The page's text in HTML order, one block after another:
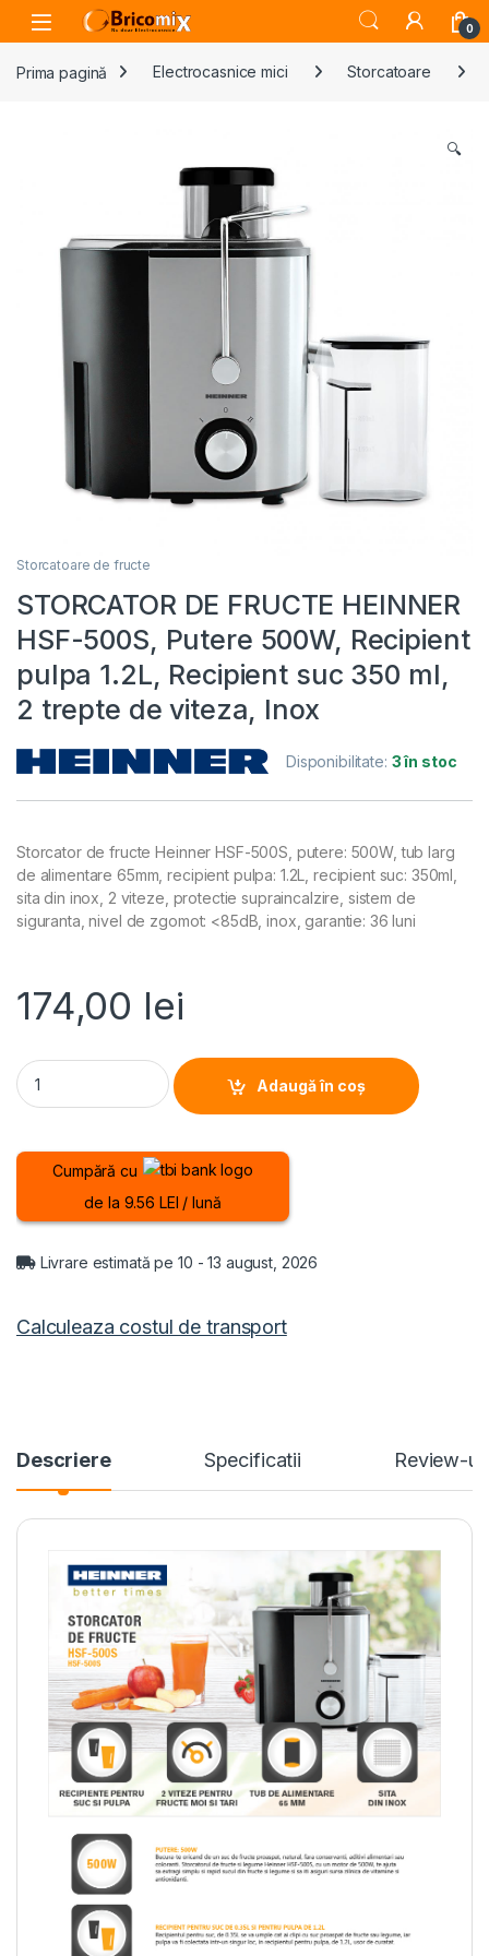
Skip to navigation
Skip to content
Open 0
Prima pagină Electrocasnice mici Storcatoare
🔍
Storcatoare de fructe
STORCATOR DE FRUCTE HEINNER
HSF-500S, Putere 500W, Recipient
pulpa 1.2L, Recipient suc 350 ml,
2 trepte de viteza, Inox
Disponibilitate: 3 în stoc
Storcator de fructe Heinner HSF-500S, putere: 500W, tub larg
de alimentare 65mm, recipient pulpa: 1.2L, recipient suc: 350ml,
sita din inox, 2 viteze, protectie supraincalzire, sistem de
siguranta, nivel de zgomot: <85dB, inox, garantie: 36 luni
174,00 lei
STORCATOR DE FRUCTE HEINNER HSF-500S, Putere
Adaugă în coș
Cumpără cu
de la 9.56 LEI / lună
Livrare estimată pe 10 - 13 august, 2026
Calculeaza costul de transport
Descriere Specificatii Review-uri